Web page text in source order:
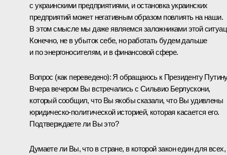
с украинскими предприятиями, и остановка украинских
предприятий может негативным образом повлиять на наши.
В этом смысле мы даже являемся заложниками этой
Конечно, не в убыток себе, но работать будем дальше
и по энергоносителям, и в финансовой сфере.
Вопрос (как переведено): Я обращаюсь к Президенту
Вчера вечером Вы встречались с Сильвио Берлускони,
который сообщил, что Вы якобы сказали, что Вы удивлены
юридическо-политической историей, которая касается его.
Подтверждаете ли Вы это?
Думаете ли Вы, что в стране, в которой закон един для всех,